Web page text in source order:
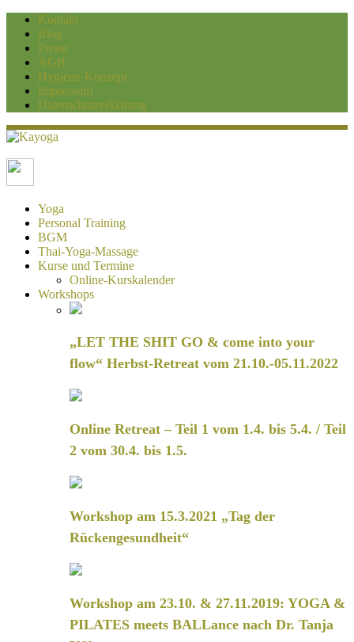
Kontakt
Blog
Preise
AGB
Hygiene-Konzept
Impressum
Datenschutzerklärung
Kayoga
Yoga und Personaltraining Duisburg
Yoga
Personal Training
BGM
Thai-Yoga-Massage
Kurse und Termine
Online-Kurskalender
Workshops
„LET THE SHIT GO & come into your
flow“ Herbst-Retreat vom 21.10.-05.11.2022
Online Retreat – Teil 1 vom 1.4. bis 5.4. / Teil
2 vom 30.4. bis 1.5.
Workshop am 15.3.2021 „Tag der
Rückengesundheit“
Workshop am 23.10. & 27.11.2019: YOGA &
PILATES meets BALLance nach Dr. Tanja